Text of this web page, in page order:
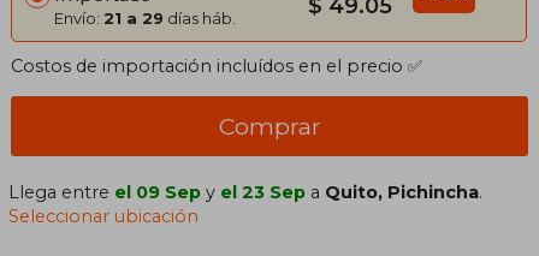
Envío: 21 a 29 días háb. $ 49.05
Costos de importación incluídos en el precio ✅
Comprar
Llega entre el 09 Sep y el 23 Sep a Quito, Pichincha.
Seleccionar ubicación